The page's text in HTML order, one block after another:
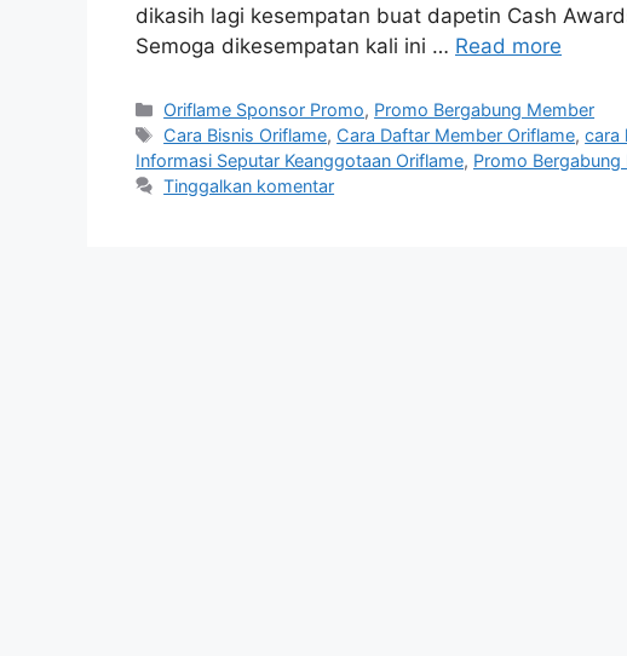
dikasih lagi kesempatan buat dapetin Cash
Semoga dikesempatan kali ini … Read more
Oriflame Sponsor Promo, Promo Bergabung Member
Cara Bisnis Oriflame, Cara Daftar Member Oriflame,cara
Informasi Seputar Keanggotaan Oriflame, Promo
Tinggalkan komentar